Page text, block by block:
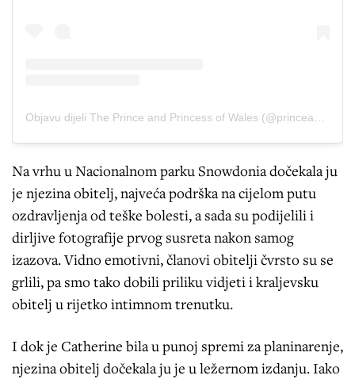
Objavu dijeli The Prince and Princess of Wales (@princeandprincessofwales)
Na vrhu u Nacionalnom parku Snowdonia dočekala ju
je njezina obitelj, najveća podrška na cijelom putu
ozdravljenja od teške bolesti, a sada su podijelili i
dirljive fotografije prvog susreta nakon samog
izazova. Vidno emotivni, članovi obitelji čvrsto su se
grlili, pa smo tako dobili priliku vidjeti i kraljevsku
obitelj u rijetko intimnom trenutku.
I dok je Catherine bila u punoj spremi za planinarenje,
njezina obitelj dočekala ju je u ležernom izdanju. Iako